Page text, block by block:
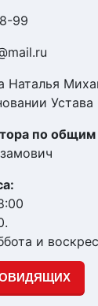
99
Наталья
Устава
по
и